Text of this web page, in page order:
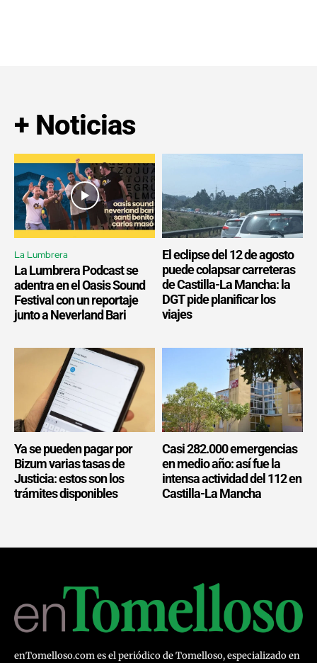
+ Noticias
La Lumbrera
La Lumbrera Podcast se
adentra en el Oasis Sound
Festival con un reportaje
junto a Neverland Bari
El eclipse del 12 de agosto
puede colapsar carreteras
de Castilla-La Mancha: la
DGT pide planificar los
viajes
Ya se pueden pagar por
Bizum varias tasas de
Justicia: estos son los
trámites disponibles
Casi 282.000 emergencias
en medio año: así fue la
intensa actividad del 112 en
Castilla-La Mancha
enTomelloso.com es el periódico de Tomelloso, especializado en